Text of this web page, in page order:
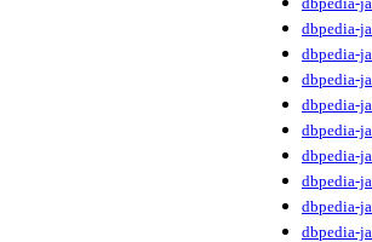
dbpedia-ja
dbpedia-ja
dbpedia-ja
dbpedia-ja
dbpedia-ja
dbpedia-ja
dbpedia-ja
dbpedia-ja
dbpedia-ja